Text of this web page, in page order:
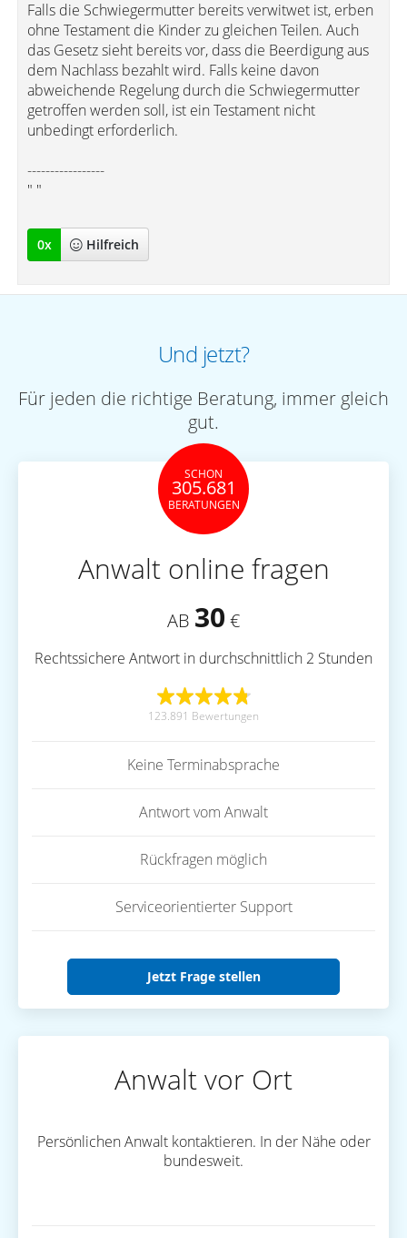
Falls die Schwiegermutter bereits verwitwet ist, erben
ohne Testament die Kinder zu gleichen Teilen. Auch
das Gesetz sieht bereits vor, dass die Beerdigung aus
dem Nachlass bezahlt wird. Falls keine davon
abweichende Regelung durch die Schwiegermutter
getroffen werden soll, ist ein Testament nicht
unbedingt erforderlich.
-----------------
" "
0x Hilfreich
Und jetzt?
Für jeden die richtige Beratung, immer gleich
gut.
SCHON
305.681
BERATUNGEN
Anwalt online fragen
AB 30 €
Rechtssichere Antwort in durchschnittlich 2 Stunden
123.891 Bewertungen
Keine Terminabsprache
Antwort vom Anwalt
Rückfragen möglich
Serviceorientierter Support
Jetzt Frage stellen
Anwalt vor Ort
Persönlichen Anwalt kontaktieren. In der Nähe oder
bundesweit.